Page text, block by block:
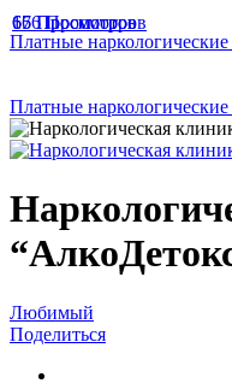
Платные
Платные
Любимый
Поделиться
166 Просмотров
67 Просмотров
65 Просмотров